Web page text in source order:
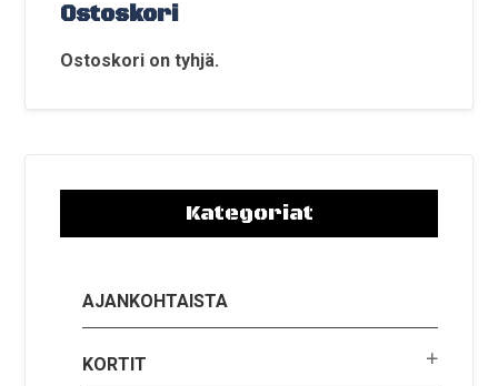
Ostoskori
Ostoskori on tyhjä.
Kategoriat
AJANKOHTAISTA
KORTIT